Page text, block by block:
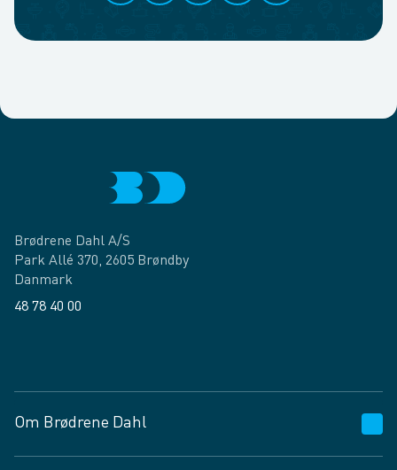
Brødrene Dahl A/S
Park Allé 370, 2605 Brøndby
Danmark
48 78 40 00
Om Brødrene Dahl